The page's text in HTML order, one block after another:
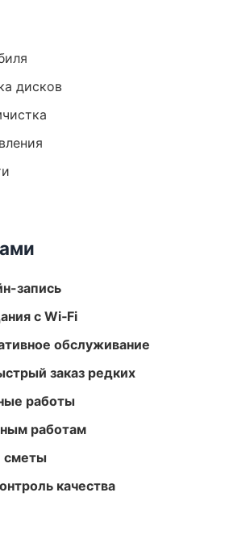
дисков
запись
с Wi‑Fi
обслуживание
заказ редких
работы
работам
сметы
качества